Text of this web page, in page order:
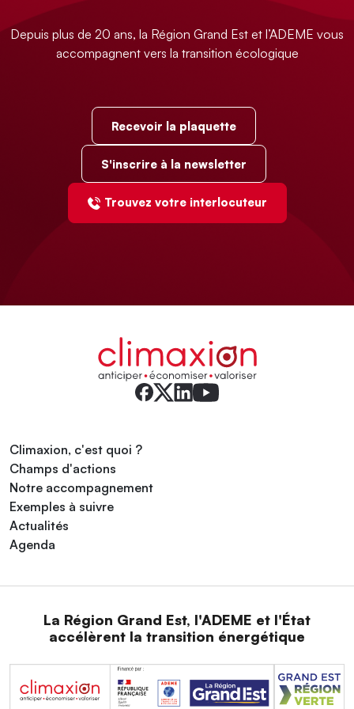
Depuis plus de 20 ans, la Région Grand Est et l’ADEME vous
accompagnent vers la transition écologique
Recevoir la plaquette
S'inscrire à la newsletter
Trouvez votre interlocuteur
Climaxion, c'est quoi ?
Champs d'actions
Notre accompagnement
Exemples à suivre
Actualités
Agenda
La Région Grand Est, l'ADEME et l'État
accélèrent la transition énergétique